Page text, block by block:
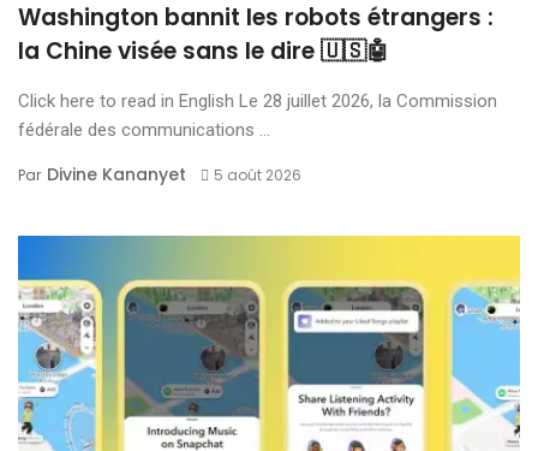
Washington bannit les robots étrangers :
la Chine visée sans le dire 🇺🇸🤖
Click here to read in English Le 28 juillet 2026, la Commission
fédérale des communications ...
Par Divine Kananyet 5 août 2026